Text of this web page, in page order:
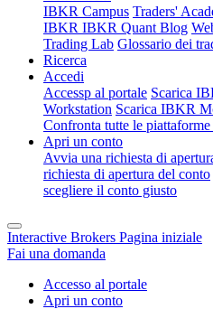
IBKR Campus Traders'
IBKR IBKR Quant Blog
Trading Lab Glossario dei
Ricerca
Accedi
Accessp al portale Scarica
Workstation Scarica IBKR
Confronta tutte le
Apri un conto
Avvia una richiesta di
richiesta di apertura del conto
scegliere il conto giusto
Interactive Brokers Pagina iniziale
Fai una domanda
Accesso al portale
Apri un conto